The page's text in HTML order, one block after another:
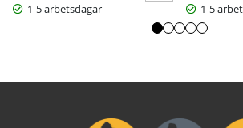
1-5 arbetsdagar
1-5